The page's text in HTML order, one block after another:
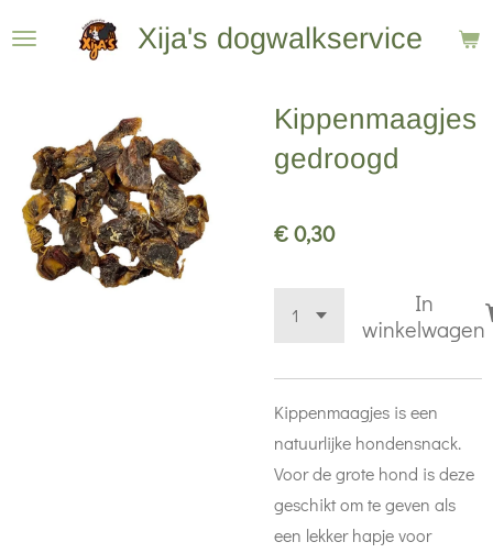
hoofdinhoud
Xija's dogwalkservice
Kippenmaagjes
gedroogd
€ 0,30
In
winkelwagen
Kippenmaagjes is een
natuurlijke hondensnack.
Voor de grote hond is deze
geschikt om te geven als
een lekker hapje voor